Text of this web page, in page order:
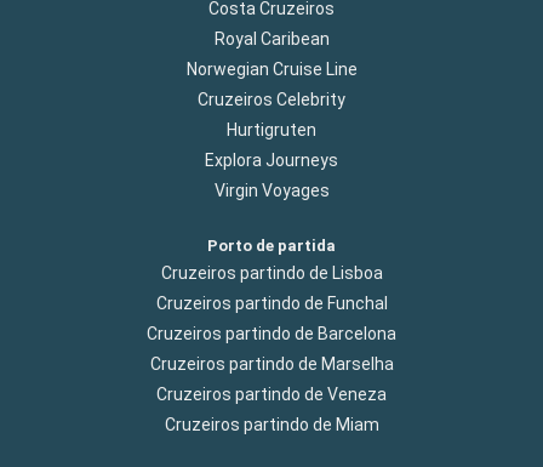
Costa Cruzeiros
Royal Caribean
Norwegian Cruise Line
Cruzeiros Celebrity
Hurtigruten
Explora Journeys
Virgin Voyages
Porto de partida
Cruzeiros partindo de Lisboa
Cruzeiros partindo de Funchal
Cruzeiros partindo de Barcelona
Cruzeiros partindo de Marselha
Cruzeiros partindo de Veneza
Cruzeiros partindo de Miam